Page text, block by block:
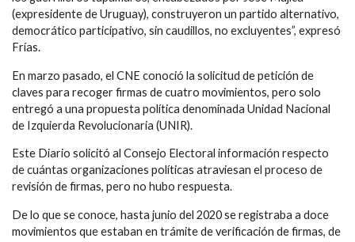
(expresidente de Uruguay), construyeron un partido alternativo,
democrático participativo, sin caudillos, no excluyentes”, expresó
Frías.
En marzo pasado, el CNE conoció la solicitud de petición de
claves para recoger firmas de cuatro movimientos, pero solo
entregó a una propuesta política denominada Unidad Nacional
de Izquierda Revolucionaria (UNIR).
Este Diario solicitó al Consejo Electoral información respecto
de cuántas organizaciones políticas atraviesan el proceso de
revisión de firmas, pero no hubo respuesta.
De lo que se conoce, hasta junio del 2020 se registraba a doce
movimientos que estaban en trámite de verificación de firmas, de